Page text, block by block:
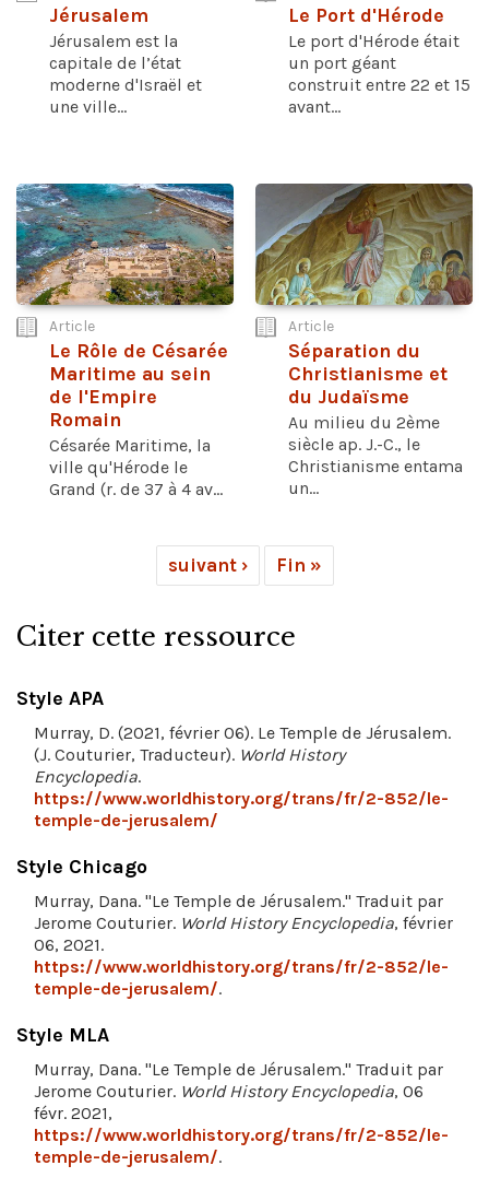
Jérusalem
Jérusalem est la
capitale de l’état
moderne d'Israël et
une ville...
Le Port d'Hérode
Le port d'Hérode était
un port géant
construit entre 22 et 15
avant...
Article
Le Rôle de Césarée
Maritime au sein
de l'Empire
Romain
Césarée Maritime, la
ville qu'Hérode le
Grand (r. de 37 à 4 av...
Article
Séparation du
Christianisme et
du Judaïsme
Au milieu du 2ème
siècle ap. J.-C., le
Christianisme entama
un...
suivant › Fin »
Citer cette ressource
Style APA
Murray, D. (2021, février 06). Le Temple de Jérusalem.
(J. Couturier, Traducteur). World History
Encyclopedia.
https://www.worldhistory.org/trans/fr/2-852/le-
temple-de-jerusalem/
Style Chicago
Murray, Dana. "Le Temple de Jérusalem." Traduit par
Jerome Couturier. World History Encyclopedia, février
06, 2021.
https://www.worldhistory.org/trans/fr/2-852/le-
temple-de-jerusalem/.
Style MLA
Murray, Dana. "Le Temple de Jérusalem." Traduit par
Jerome Couturier. World History Encyclopedia, 06
févr. 2021,
https://www.worldhistory.org/trans/fr/2-852/le-
temple-de-jerusalem/.